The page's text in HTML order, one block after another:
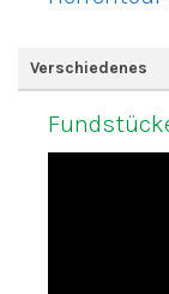
Verschiedenes